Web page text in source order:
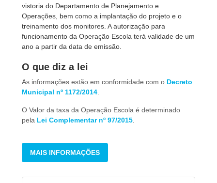
vistoria do Departamento de Planejamento e
Operações, bem como a implantação do projeto e o
treinamento dos monitores. A autorização para
funcionamento da Operação Escola terá validade de um
ano a partir da data de emissão.
O que diz a lei
As informações estão em conformidade com o Decreto
Municipal nº 1172/2014
O Valor da taxa da Operação Escola é determinado
pela Lei Complementar nº 97/2015
MAIS INFORMAÇÕES